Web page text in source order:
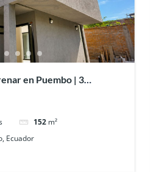
en Puembo | 3
152 m²
Ecuador